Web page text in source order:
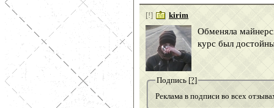
[!] kirim
Обменяла
курс был
Подпись [?]
Реклама в подписи во всех